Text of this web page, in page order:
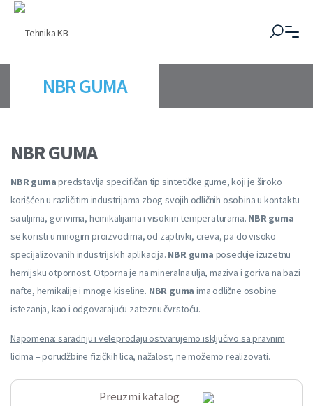
NBR GUMA
NBR GUMA
NBR gumapredstavlja specifičan tip sintetičke gume, koji je široko
korišćen u različitim industrijama zbog svojih odličnih osobina u kontaktu
sa uljima, gorivima, hemikalijama i visokim temperaturama. NBR guma
se koristi u mnogim proizvodima, od zaptivki, creva, pa do visoko
specijalizovanih industrijskih aplikacija. NBR guma poseduje izuzetnu
hemijsku otpornost. Otporna je na mineralna ulja, maziva i goriva na bazi
nafte, hemikalije i mnoge kiseline. NBR guma ima odlične osobine
istezanja, kao i odgovarajuću zateznu čvrstoću.
Napomena: saradnju i veleprodaju ostvarujemo isključivo sa pravnim
licima – porudžbine fizičkih lica, nažalost, ne možemo realizovati.
Preuzmi katalog